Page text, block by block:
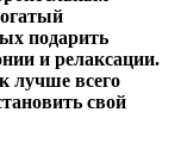
подарить
и релаксации.
лучше всего
свой